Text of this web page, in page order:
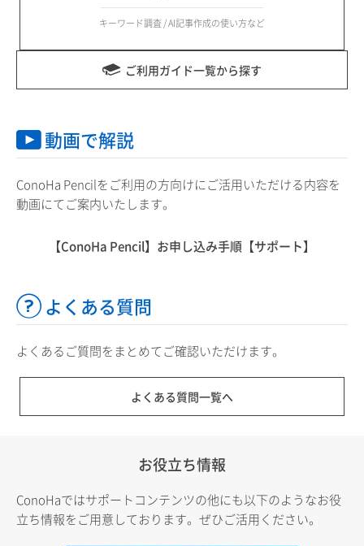
キーワード調査 / AI記事作成の使い方など
ご利用ガイド一覧から探す
動画で解説
ConoHa Pencilをご利用の方向けにご活用いただける内容を
動画にてご案内いたします。
【ConoHa Pencil】お申し込み手順【サポート】
よくある質問
よくあるご質問をまとめてご確認いただけます。
よくある質問一覧へ
お役立ち情報
ConoHaではサポートコンテンツの他にも以下のようなお役
立ち情報をご用意しております。ぜひご活用ください。